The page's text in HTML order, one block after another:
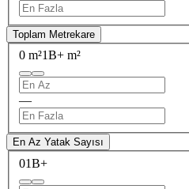
Toplam Metrekare
0 m²1B+ m²
—
En Az Yatak Sayısı
01B+